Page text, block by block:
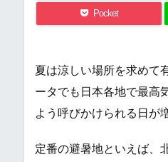
Pocket
夏は涼しい場所を求めて
ータでも日本各地で最高
よう呼びかけられる日が
定番の避暑地といえば、